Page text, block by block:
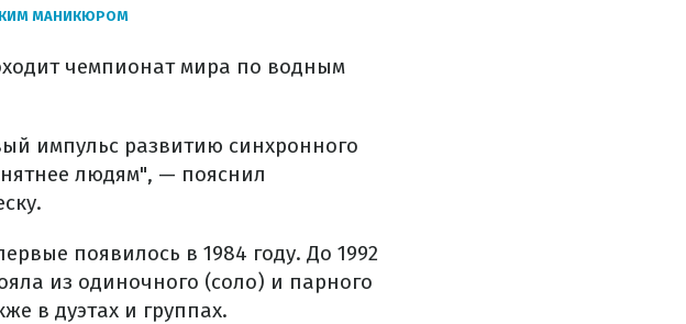
МАНИКЮРОМ
чемпионат мира по водным
импульс развитию синхронного
людям", — пояснил
появилось в 1984 году. До 1992
из одиночного (соло) и парного
в дуэтах и группах.